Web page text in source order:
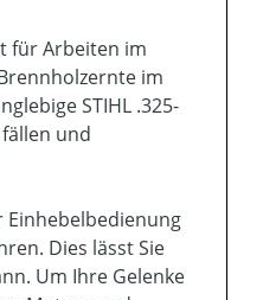
für Arbeiten im
im
STIHL .325-
und
Einhebelbedienung
Dies lässt Sie
Um Ihre Gelenke